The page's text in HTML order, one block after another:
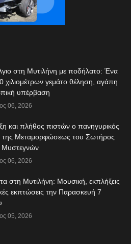
στη Μυτιλήνη με ποδήλατο: Ένα
χιλιομέτρων γεμάτο θέληση, αγάπη
υπέρβαση
06, 2026
και πλήθος πιστών ο πανηγυρικός
της Μεταμορφώσεως του Σωτήρος
Μυστεγνών
06, 2026
στη Μυτιλήνη: Μουσική, εκπλήξεις
εκπτώσεις την Παρασκευή 7
05, 2026